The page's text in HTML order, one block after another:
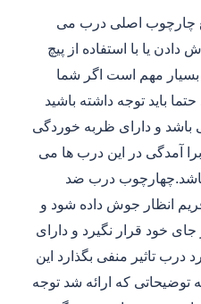
چارچوب اصلی درب می
یا با استفاده از پیچ
بسیار مهم است اگر شما
باید توجه داشته باشید
باشد و دارای ظربه خوردگی
برا آمدگی در این درب ها می
باشد.چهارچوب درب ضد
انظار جوش داده شود و
خود قرار نگیرد و دارای
درب تاثیر منفی بگذارد این
توضیحاتی که ارائه شد توجه